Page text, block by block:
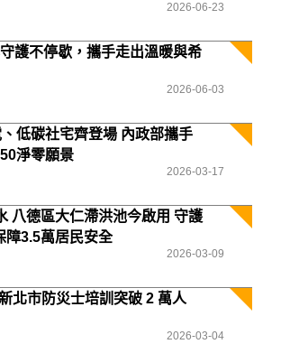
2026-06-23
護不停歇，攜手走出溫暖與希
2026-06-03
低碳社宅齊登場 內政部攜手
淨零願景
2026-03-17
八德區大仁滯洪池今啟用 守護
障3.5萬居民安全
2026-03-09
北市防災士培訓突破 2 萬人
2026-03-04